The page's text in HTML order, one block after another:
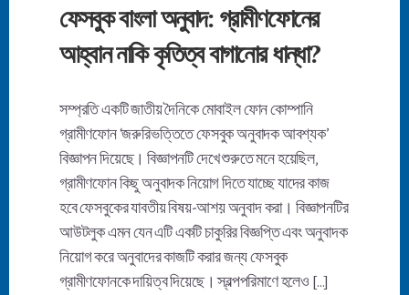
ফেসবুক বাংলা অনুবাদ: গ্রামীণফোনের
আহ্বান নাকি কৃতিত্ব বাগানোর ধান্ধা?
সম্প্রতি একটি জাতীয় দৈনিকে মোবাইল ফোন কোম্পানি
গ্রামীণফোন ‘জরুরিভত্তিতে ফেসবুক অনুবাদক আবশ্যক’
বিজ্ঞাপন দিয়েছে। বিজ্ঞাপনটি দেখে শুরুতে মনে হয়েছিল,
গ্রামীণফোন কিছু অনুবাদক নিয়োগ দিতে যাচ্ছে যাদের কাজ
হবে ফেসবুকের যাবতীয় বিষয়-আশয় অনুবাদ করা। বিজ্ঞাপনটির
আউটলুক এমন যেন এটি একটি চাকুরির বিজ্ঞপ্তি এবং অনুবাদক
নিয়োগ করে অনুবাদের কাজটি করার জন্য ফেসবুক
গ্রামীণফোনকে দায়িত্ব দিয়েছে। স্বল্পপরিমাণে হলেও […]